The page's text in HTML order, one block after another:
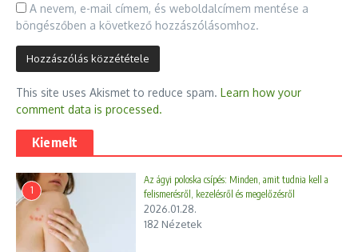
A nevem, e-mail címem, és weboldalcímem mentése a
böngészőben a következő hozzászólásomhoz.
This site uses Akismet to reduce spam. Learn how your
comment data is processed.
Kiemelt
1
Az ágyi poloska csípés: Minden, amit tudnia kell a
felismerésről, kezelésről és megelőzésről
2026.01.28.
182 Nézetek